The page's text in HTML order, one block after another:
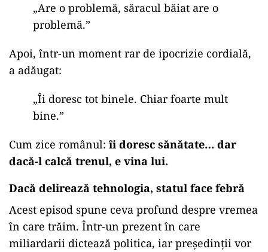
„Are o problemă, săracul băiat are o
problemă.”
Apoi, într-un moment rar de ipocrizie cordială,
a adăugat:
„Îi doresc tot binele. Chiar foarte mult
bine.”
Cum zice românul: îi doresc sănătate… dar
dacă-l calcă trenul, e vina lui.
Dacă delirează tehnologia, statul face febră
Acest episod spune ceva profund despre vremea
în care trăim. Într-un prezent în care
miliardarii dictează politica, iar președinții vor